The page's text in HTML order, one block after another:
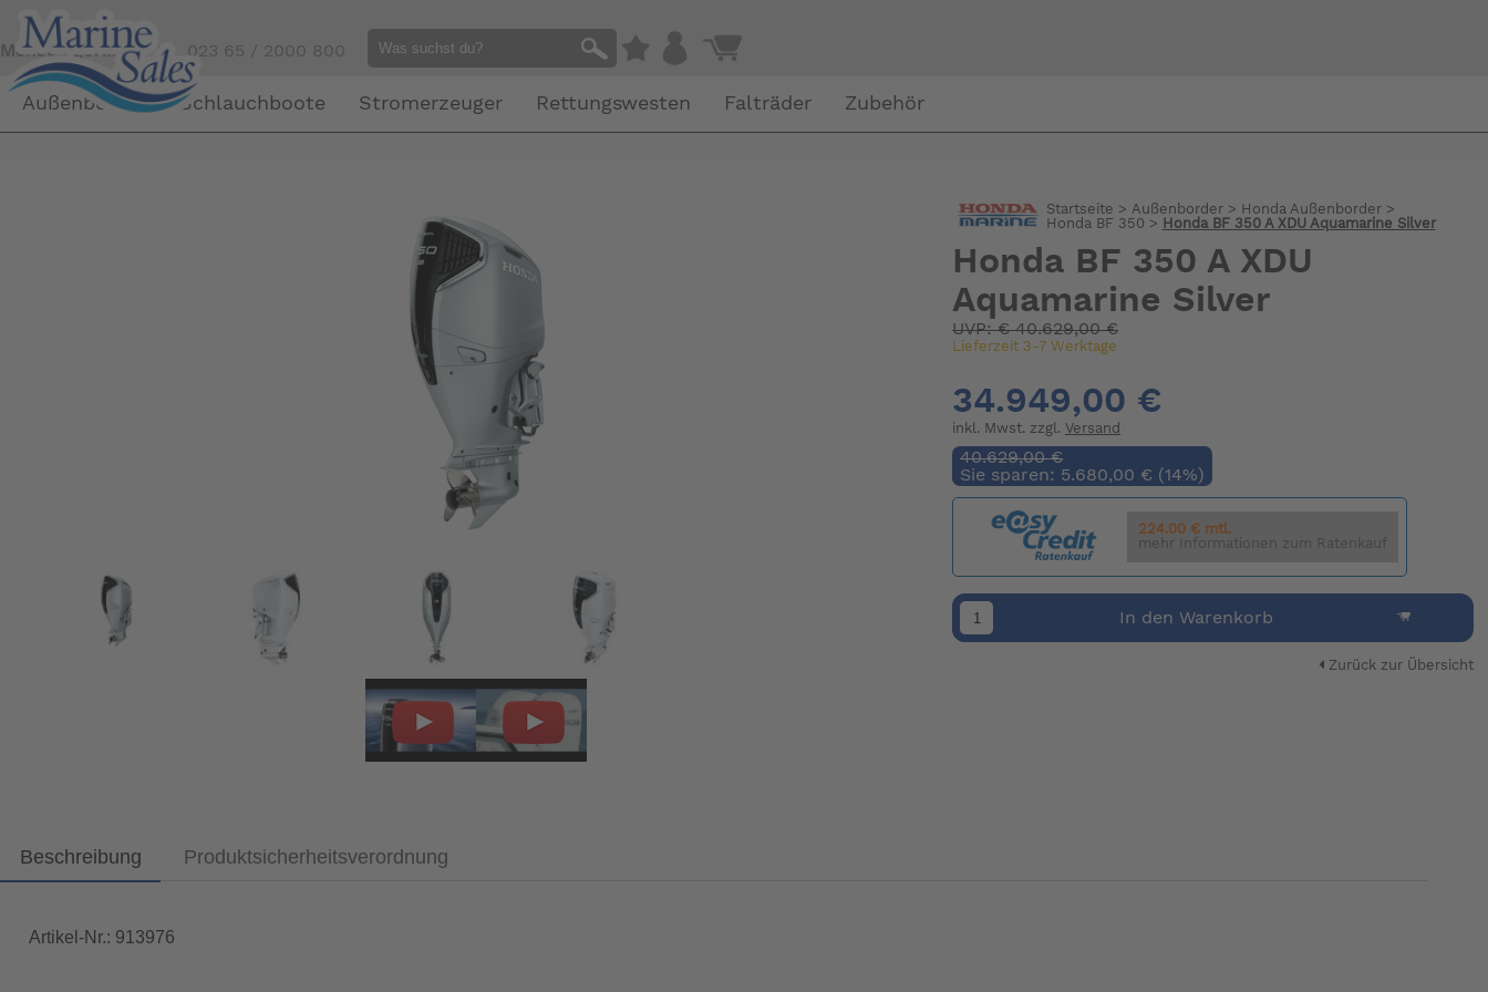
Mensch gefällig?Tel. 023 65 / 2000 800
Außenborder Schlauchboote Stromerzeuger Rettungswesten Falträder Zubehör
Startseite > Außenborder> Honda Außenborder>
Honda BF 350 > Honda BF 350 A XDU Aquamarine Silver
Honda BF 350 A XDU
Aquamarine Silver
UVP:€40.629,00 €
Lieferzeit 3-7 Werktage
34.949,00 €
inkl. Mwst. zzgl.Versand
40.629,00 €
Sie sparen: 5.680,00 € (14%)
224.00 € mtl.
mehr Informationen zum Ratenkauf
In den Warenkorb
Zurück zur Übersicht
Beschreibung Produktsicherheitsverordnung
Artikel-Nr.: 913976